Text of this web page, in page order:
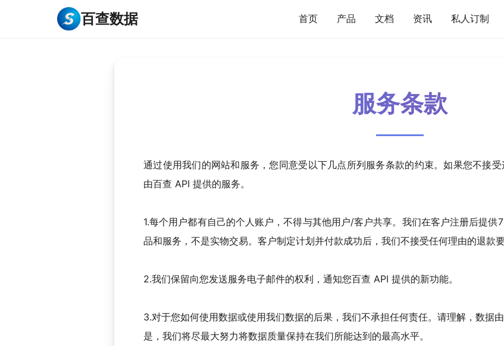
百查数据 首页 产品 文档 资讯 私人订制
服务条款
通过使用我们的网站和服务，您同意受以下几点所列服务条款的约束。如果您不接
由百查 API 提供的服务。
1.每个用户都有自己的个人账户，不得与其他用户/客户共享。我们在客户注册后提
品和服务，不是实物交易。客户制定计划并付款成功后，我们不接受任何理由的退款要
2.我们保留向您发送服务电子邮件的权利，通知您百查 API 提供的新功能。
3.对于您如何使用数据或使用我们数据的后果，我们不承担任何责任。请理解，数据
是，我们将尽最大努力将数据质量保持在我们所能达到的最高水平。